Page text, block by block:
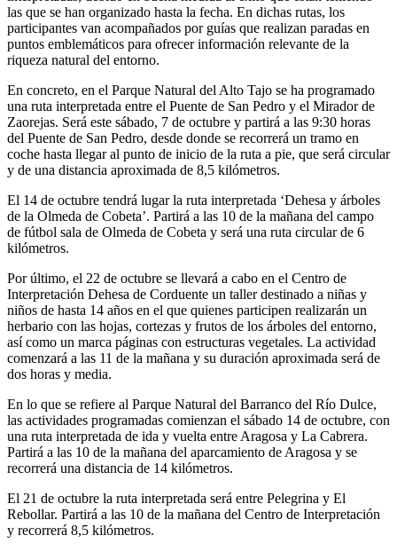
las que se han organizado hasta la fecha. En dichas rutas, los
participantes van acompañados por guías que realizan paradas en
puntos emblemáticos para ofrecer información relevante de la
riqueza natural del entorno.
En concreto, en el Parque Natural del Alto Tajo se ha programado
una ruta interpretada entre el Puente de San Pedro y el Mirador de
Zaorejas. Será este sábado, 7 de octubre y partirá a las 9:30 horas
del Puente de San Pedro, desde donde se recorrerá un tramo en
coche hasta llegar al punto de inicio de la ruta a pie, que será circular
y de una distancia aproximada de 8,5 kilómetros.
El 14 de octubre tendrá lugar la ruta interpretada ‘Dehesa y árboles
de la Olmeda de Cobeta’. Partirá a las 10 de la mañana del campo
de fútbol sala de Olmeda de Cobeta y será una ruta circular de 6
kilómetros.
Por último, el 22 de octubre se llevará a cabo en el Centro de
Interpretación Dehesa de Corduente un taller destinado a niñas y
niños de hasta 14 años en el que quienes participen realizarán un
herbario con las hojas, cortezas y frutos de los árboles del entorno,
así como un marca páginas con estructuras vegetales. La actividad
comenzará a las 11 de la mañana y su duración aproximada será de
dos horas y media.
En lo que se refiere al Parque Natural del Barranco del Río Dulce,
las actividades programadas comienzan el sábado 14 de octubre, con
una ruta interpretada de ida y vuelta entre Aragosa y La Cabrera.
Partirá a las 10 de la mañana del aparcamiento de Aragosa y se
recorrerá una distancia de 14 kilómetros.
El 21 de octubre la ruta interpretada será entre Pelegrina y El
Rebollar. Partirá a las 10 de la mañana del Centro de Interpretación
y recorrerá 8,5 kilómetros.